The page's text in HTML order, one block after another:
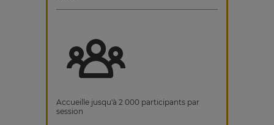
Accueille jusqu'à 2 000 participants par
session